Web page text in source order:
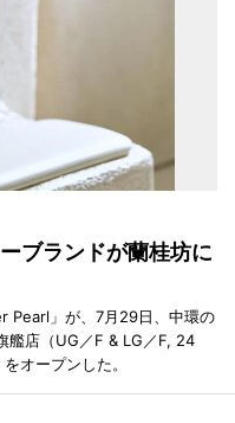
ブランドが蘭桂坊に
Pearl」が、7月29日、中環の
艦店（UG／F & LG／F, 24
オープンした。